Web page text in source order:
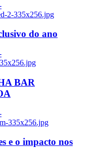
2-335x256.jpg
do ano
BAR
335x256.jpg
e o impacto nos